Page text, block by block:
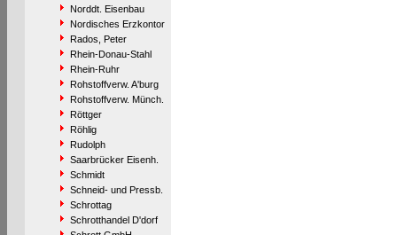
Norddt. Eisenbau
Nordisches Erzkontor
Rados, Peter
Rhein-Donau-Stahl
Rhein-Ruhr
Rohstoffverw. A'burg
Rohstoffverw. Münch.
Röttger
Röhlig
Rudolph
Saarbrücker Eisenh.
Schmidt
Schneid- und Pressb.
Schrottag
Schrotthandel D'dorf